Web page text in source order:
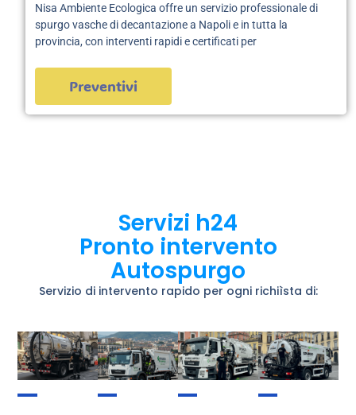
Nisa Ambiente Ecologica offre un servizio professionale di
spurgo vasche di decantazione a Napoli e in tutta la
provincia, con interventi rapidi e certificati per
Preventivi
Servizi h24
Pronto intervento
Autospurgo
Servizio di intervento rapido per ogni richiìsta di: